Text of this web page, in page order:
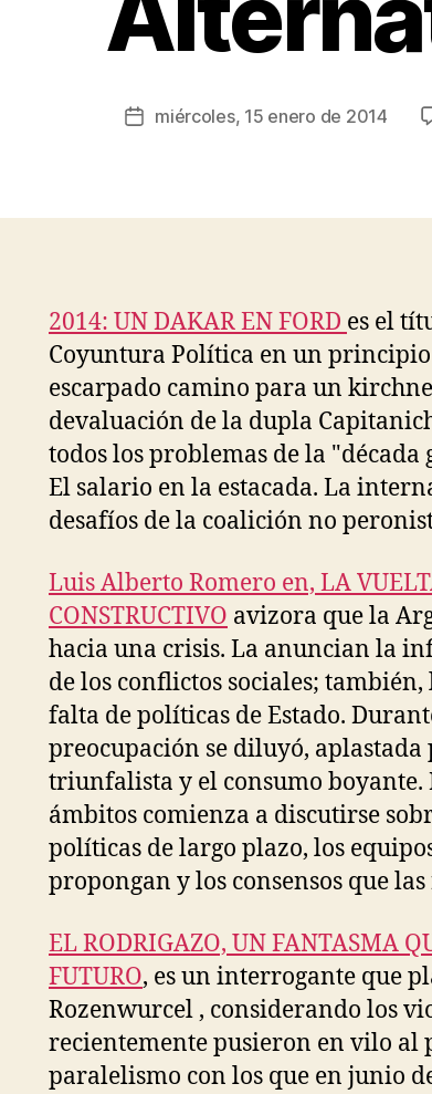
e
R
g
Fechamiércoles, 15 enero de 2014
2014: UN DAKAR EN FORD es el
Coyuntura Política en un
escarpado camino para un
devaluación de la dupla
todos los problemas de la "década
El salario en la estacada. La
desafíos de la coalición no
Luis Alberto Romero en, LA
CONSTRUCTIVO avizora que la
hacia una crisis. La anuncian la
de los conflictos sociales;
falta de políticas de Estado.
preocupación se diluyó, aplastada
triunfalista y el consumo boyante.
ámbitos comienza a discutirse
políticas de largo plazo, los
propongan y los consensos que
EL RODRIGAZO, UN FANTASMA
FUTURO, es un interrogante que
Rozenwurcel , considerando los
recientemente pusieron en vilo al
paralelismo con los que en junio